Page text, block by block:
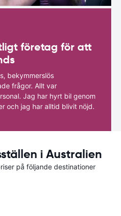
företag för att
bekymmerslös
frågor. Allt var
Jag har hyrt bil genom
och jag har alltid blivit nöjd.
i Australien
på följande destinationer